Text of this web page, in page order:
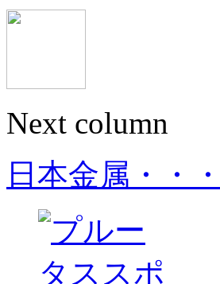
Next column
日本金属・・